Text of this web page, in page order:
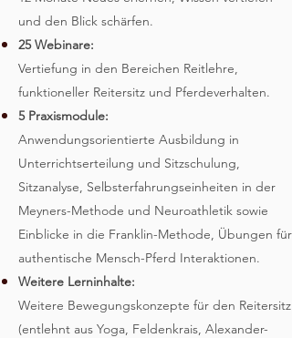
und den Blick schärfen.
25 Webinare:
Vertiefung in den Bereichen Reitlehre,
funktioneller Reitersitz und Pferdeverhalten.
5 Praxismodule:
Anwendungsorientierte Ausbildung in
Unterrichtserteilung und Sitzschulung,
Sitzanalyse, Selbsterfahrungseinheiten in der
Meyners-Methode und Neuroathletik sowie
Einblicke in die Franklin-Methode, Übungen für
authentische Mensch-Pferd Interaktionen.
Weitere Lerninhalte:
Weitere Bewegungskonzepte für den Reitersitz
(entlehnt aus Yoga, Feldenkrais, Alexander-